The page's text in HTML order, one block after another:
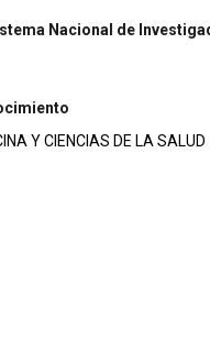
Nacional de
Y CIENCIAS DE LA SALUD